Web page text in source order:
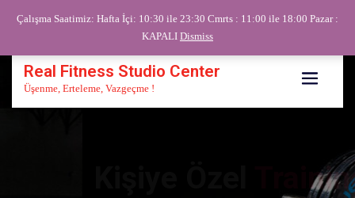
Real Fitness Studio Center
Üşenme, Erteleme, Vazgeçme !
Çalışma Saatimiz: Hafta İçi: 10:30 ile 23:30 Cmrts : 11:00 ile 18:00 Pazar :
KAPALI Dismiss